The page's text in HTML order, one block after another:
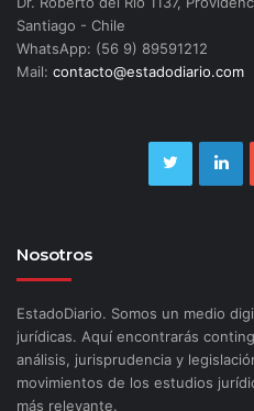
Santiago - Chile
WhatsApp: (56 9) 89591212
Mail: contacto@estadodiario.com
Nosotros
EstadoDiario. Somos un medio
jurídicas. Aquí encontrarás
análisis, jurisprudencia y
movimientos de los estudios
más relevante.